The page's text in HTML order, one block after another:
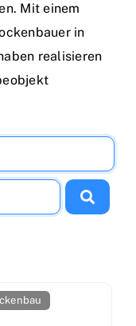
Mit einem
in
realisieren